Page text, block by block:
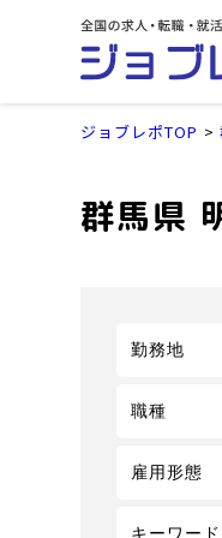
ジョブレポTOP
群馬県
勤務地
職種
雇用形態
キーワード